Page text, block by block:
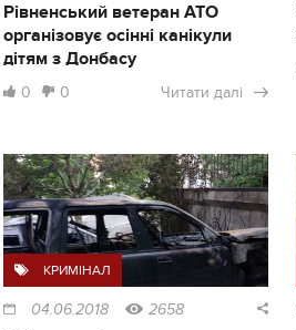
Рівненський ветеран АТО
організовує осінні канікули
дітям з Донбасу
0 0 Читати далі
КРИМІНАЛ
04.06.2018 2658